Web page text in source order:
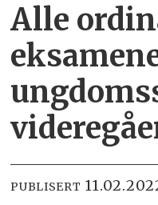
Alle
PUBLISERT